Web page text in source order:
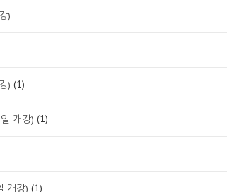
)
) (1)
개강) (1)
개강) (1)